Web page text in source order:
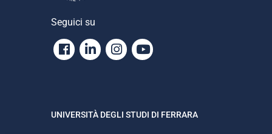
Seguici su
Facebook
LinkedinInstagram
Youtube
UNIVERSITÀ DEGLI STUDI DI FERRARA